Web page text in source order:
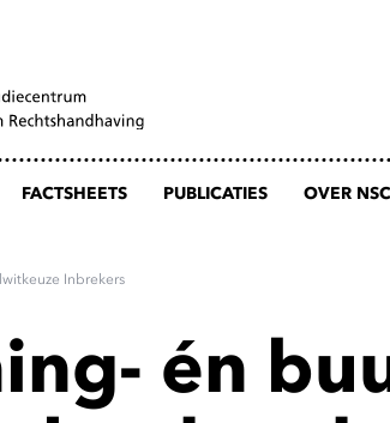
FACTSHEETS PUBLICATIES OVER
Inbrekers
én